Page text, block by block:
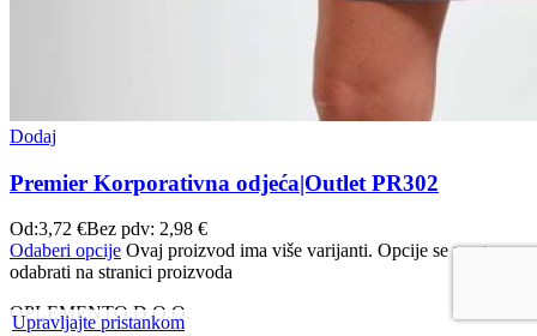
Dodaj
Premier Korporativna odjeća|Outlet PR302
Od:3,72 €Bez pdv: 2,98 €
Odaberi opcije Ovaj proizvod ima više varijanti. Opcije se mogu
odabrati na stranici proizvoda
OPLEMENTO D.O.O.
Upravljajte pristankom